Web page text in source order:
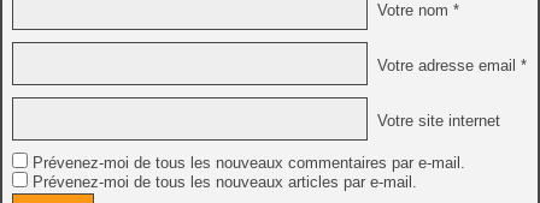
Votre nom *
Votre adresse email *
Votre site internet
Prévenez-moi de tous les nouveaux commentaires par e-mail.
Prévenez-moi de tous les nouveaux articles par e-mail.